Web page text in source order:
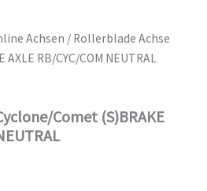
Achsen / Rollerblade Achse
RB/CYC/COM NEUTRAL
Comet (S)BRAKE